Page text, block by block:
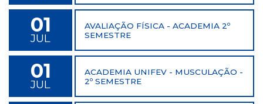
01
JUL
AVALIAÇÃO FÍSICA - ACADEMIA 2º
SEMESTRE
01
JUL
ACADEMIA UNIFEV - MUSCULAÇÃO -
2º SEMESTRE